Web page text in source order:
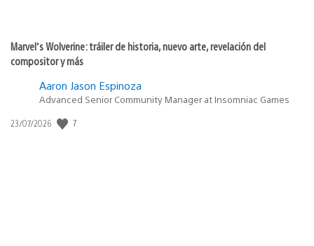
Marvel’s Wolverine: tráiler de historia, nuevo arte, revelación del
compositor y más
Aaron Jason Espinoza
Advanced Senior Community Manager at Insomniac Games
Fecha
23/07/2026 7